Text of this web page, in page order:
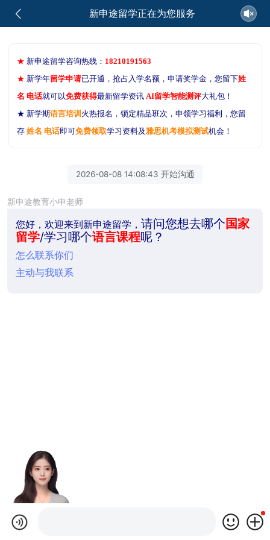
新申途留学正在为您服务
★ 新申途留学咨询热线： 18210191563
★ 新学年留学申请已开通，抢占入学名额，申请奖学金，您留下姓
名 电话就可以免费获得最新留学资讯 AI留学智能测评大礼包！
★ 新学期语言培训 火热报名，锁定精品班次，申领学习福利，您留
存姓名 电话即可免费领取学习资料及雅思机考模拟测试机会！
2026-08-08 14:08:43 开始沟通
新申途教育小申老师
您好，欢迎来到新申途留学， 请问您想去哪个国家
留学/学习哪个语言课程呢？
怎么联系你们
主动与我联系